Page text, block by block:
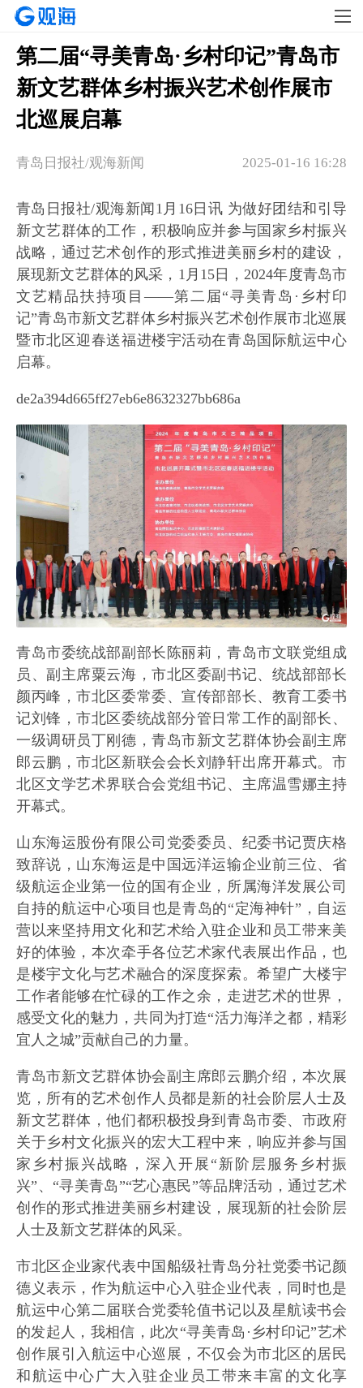
第二届“寻美青岛·乡村印记”青岛市
新文艺群体乡村振兴艺术创作展市
北巡展启幕
2025-01-16 16:28
青岛日报社/观海新闻
青岛日报社/观海新闻1月16日讯 为做好团结和引导
新文艺群体的工作，积极响应并参与国家乡村振兴
战略，通过艺术创作的形式推进美丽乡村的建设，
展现新文艺群体的风采，1月15日，2024年度青岛市
文艺精品扶持项目——第二届“寻美青岛·乡村印
记”青岛市新文艺群体乡村振兴艺术创作展市北巡展
暨市北区迎春送福进楼宇活动在青岛国际航运中心
启幕。
de2a394d665ff27eb6e8632327bb686a
青岛市委统战部副部长陈丽莉，青岛市文联党组成
员、副主席粟云海，市北区委副书记、统战部部长
颜丙峰，市北区委常委、宣传部部长、教育工委书
记刘锋，市北区委统战部分管日常工作的副部长、
一级调研员丁刚德，青岛市新文艺群体协会副主席
郎云鹏，市北区新联会会长刘静轩出席开幕式。市
北区文学艺术界联合会党组书记、主席温雪娜主持
开幕式。
山东海运股份有限公司党委委员、纪委书记贾庆格
致辞说，山东海运是中国远洋运输企业前三位、省
级航运企业第一位的国有企业，所属海洋发展公司
自持的航运中心项目也是青岛的“定海神针”，自运
营以来坚持用文化和艺术给入驻企业和员工带来美
好的体验，本次牵手各位艺术家代表展出作品，也
是楼宇文化与艺术融合的深度探索。希望广大楼宇
工作者能够在忙碌的工作之余，走进艺术的世界，
感受文化的魅力，共同为打造“活力海洋之都，精彩
宜人之城”贡献自己的力量。
青岛市新文艺群体协会副主席郎云鹏介绍，本次展
览，所有的艺术创作人员都是新的社会阶层人士及
新文艺群体，他们都积极投身到青岛市委、市政府
关于乡村文化振兴的宏大工程中来，响应并参与国
家乡村振兴战略，深入开展“新阶层服务乡村振
兴”、“寻美青岛”“艺心惠民”等品牌活动，通过艺术
创作的形式推进美丽乡村建设，展现新的社会阶层
人士及新文艺群体的风采。
市北区企业家代表中国船级社青岛分社党委书记颜
德义表示，作为航运中心入驻企业代表，同时也是
航运中心第二届联合党委轮值书记以及星航读书会
的发起人，我相信，此次“寻美青岛·乡村印记”艺术
创作展引入航运中心巡展，不仅会为市北区的居民
和航运中心广大入驻企业员工带来丰富的文化享